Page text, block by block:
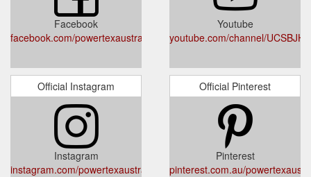
Facebook
facebook.com/powertexaustralia/
Youtube
youtube.com/channel/
Official Instagram
Instagram
instagram.com/powertexaustralia/
Official Pinterest
Pinterest
pinterest.com.au/